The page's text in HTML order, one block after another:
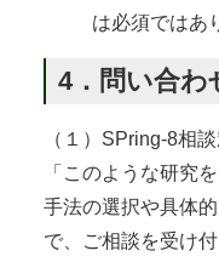
は必須ではあ
4．問い合わ
（１）SPring-8相
「このような研究
手法の選択や具体
で、ご相談を受け